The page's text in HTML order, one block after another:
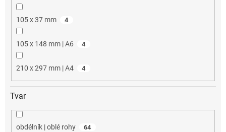
105 x 37 mm 4
105 x 148 mm | A6 4
210 x 297 mm | A4 4
Tvar
obdélník | oblé rohy 64